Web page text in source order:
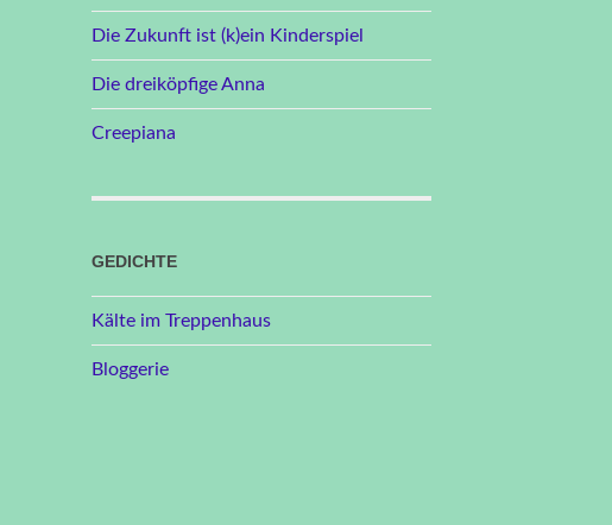
Die Zukunft ist (k)ein Kinderspiel
Die dreiköpfige Anna
Creepiana
GEDICHTE
Kälte im Treppenhaus
Bloggerie